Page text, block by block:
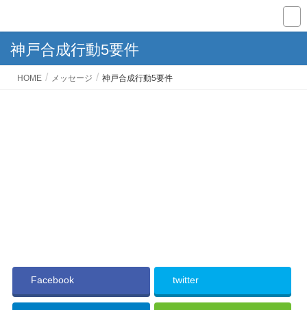
神戸合成行動5要件
HOME メッセージ 神戸合成行動5要件
Facebook twitter